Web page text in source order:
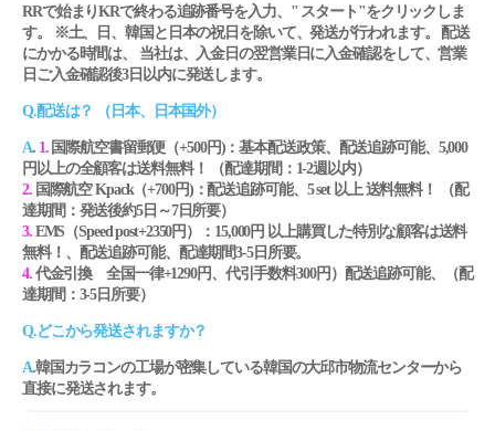
RRで始まりKRで終わる追跡番号を入力、" スタート"をクリックしま
す。 ※土、日、韓国と日本の祝日を除いて、発送が行われます。 配送
にかかる時間は、 当社は、入金日の翌営業日に入金確認をして、営業
日ご入金確認後3日以内に発送します。
Q.配送は？ （日本、日本国外）
A. 1. 国際航空書留郵便（+500円)：基本配送政策、配送追跡可能、5,000
円以上の全顧客は送料無料！ （配達期間：1-2週以内）
2. 国際航空 Kpack（+700円)：配送追跡可能、5 set 以上 送料無料！ （配
達期間：発送後約5日～7日所要）
3. EMS（Speed post+2350円）：15,000円 以上購買した特別な顧客は送料
無料！、配送追跡可能、配達期間3-5日所要。
4. 代金引換 全国一律+1290円、代引手数料300円）配送追跡可能、（配
達期間：3-5日所要）
Q.どこから発送されますか？
A.韓国カラコンの工場が密集している韓国の大邱市物流センターから
直接に発送されます。